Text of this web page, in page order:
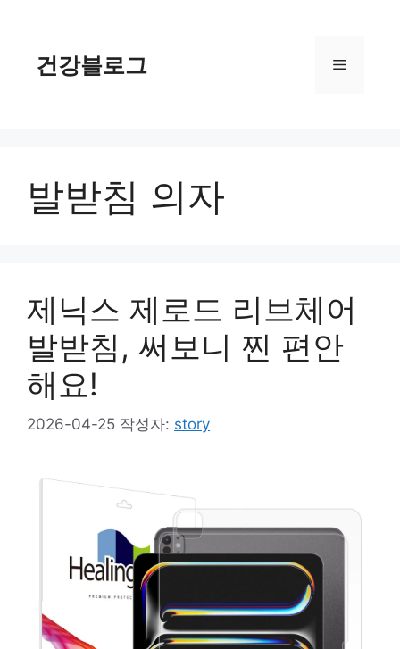
건강블로그 메
발받침 의자
제닉스 제로드 리브체어
발받침, 써보니 찐 편안
해요!
2026-04-25 작성자: story